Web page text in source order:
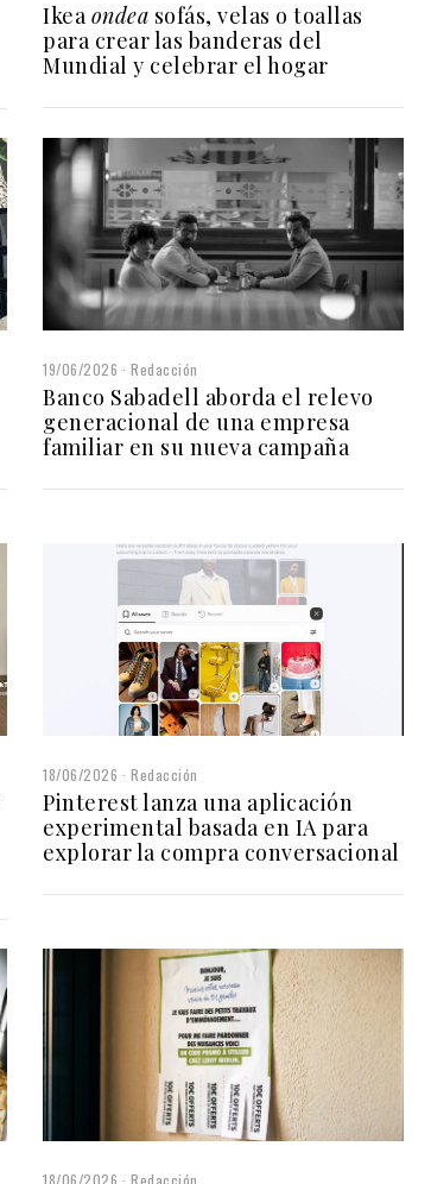
Ikeaondea sofás, velas o toallas
para crear las banderas del
Mundial y celebrar el hogar
19/06/2026 Redacción
Banco Sabadell aborda el relevo
generacional de una empresa
familiar en su nueva campaña
18/06/2026 Redacción
Pinterest lanza una aplicación
experimental basada en IA para
explorar la compra conversacional